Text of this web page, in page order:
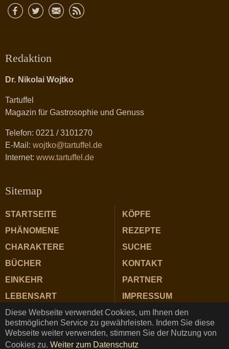
Diese Webseite verwendet Cookies, um Ihnen den
bestmöglichen Service zu gewährleisten. Indem Sie diese
Webseite weiter verwenden, stimmen Sie der Nutzung von
Cookies zu. Weiter zum Datenschutz
Redaktion
Dr. Nikolai Wojtko
Tartuffel
Magazin für Gastrosophie und Genuss
Telefon: 0221 / 3101270
E-Mail: wojtko@tartuffel.de
Internet: www.tartuffel.de
Sitemap
STARTSEITE
PHÄNOMENE
CHARAKTERE
BÜCHER
EINKEHR
LEBENSART
ZUTATEN
KÖPFE
REZEPTE
SUCHE
KONTAKT
PARTNER
IMPRESSUM
DATENSCHUTZ